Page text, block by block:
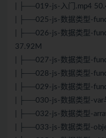
| ├──019-js-入门.mp4
| ├──025-js-数据类型-
| ├──026-js-数据类型-
37.92M
| ├──027-js-数据类型-
| ├──028-js-数据类型-
| ├──029-js-数据类型-
| ├──030-js-数据类型-var
| ├──032-js-数据类型-
| ├──033-js-数据类型-